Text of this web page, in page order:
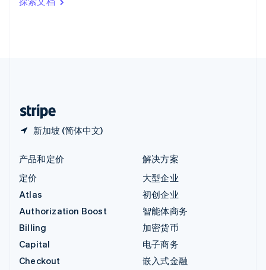
新加坡 (简体中文)
English
产品和定价
定价
Atlas
Authorization Boost
Billing
Capital
Checkout
解决方案
大型企业
初创企业
智能体商务
加密货币
电子商务
嵌入式金融